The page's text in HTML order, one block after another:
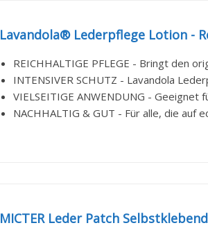
Lavandola® Lederpflege Lotion -
REICHHALTIGE PFLEGE - Bringt den
INTENSIVER SCHUTZ - Lavandola
VIELSEITIGE ANWENDUNG - Geeignet
NACHHALTIG & GUT - Für alle, die auf
MICTER Leder Patch